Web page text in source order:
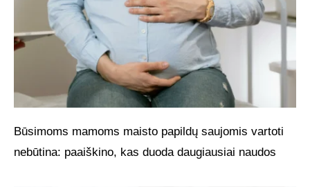
Būsimoms mamoms maisto papildų saujomis vartoti
nebūtina: paaiškino, kas duoda daugiausiai naudos